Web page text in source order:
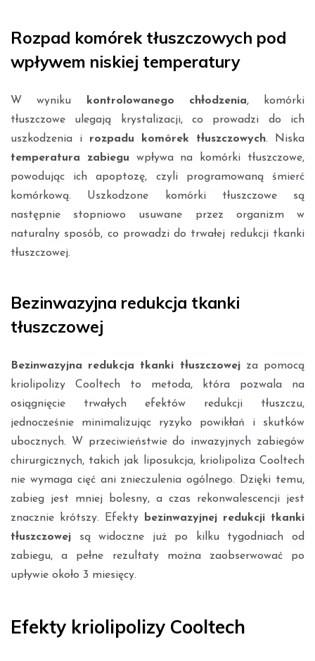
Rozpad komórek tłuszczowych pod
wpływem niskiej temperatury
W wyniku kontrolowanego chłodzenia, komórki
tłuszczowe ulegają krystalizacji, co prowadzi do ich
uszkodzenia i rozpadu komórek tłuszczowych. Niska
temperatura zabiegu wpływa na komórki tłuszczowe,
powodując ich apoptozę, czyli programowaną śmierć
komórkową. Uszkodzone komórki tłuszczowe są
następnie stopniowo usuwane przez organizm w
naturalny sposób, co prowadzi do trwałej redukcji tkanki
tłuszczowej.
Bezinwazyjna redukcja tkanki
tłuszczowej
Bezinwazyjna redukcja tkanki tłuszczowejza pomocą
kriolipolizy Cooltech to metoda, która pozwala na
osiągnięcie trwałych efektów redukcji tłuszczu,
jednocześnie minimalizując ryzyko powikłań i skutków
ubocznych. W przeciwieństwie do inwazyjnych zabiegów
chirurgicznych, takich jak liposukcja, kriolipoliza Cooltech
nie wymaga cięć ani znieczulenia ogólnego. Dzięki temu,
zabieg jest mniej bolesny, a czas rekonwalescencji jest
znacznie krótszy. Efekty bezinwazyjnej redukcji tkanki
tłuszczowej są widoczne już po kilku tygodniach od
zabiegu, a pełne rezultaty można zaobserwować po
upływie około 3 miesięcy.
Efekty kriolipolizy Cooltech